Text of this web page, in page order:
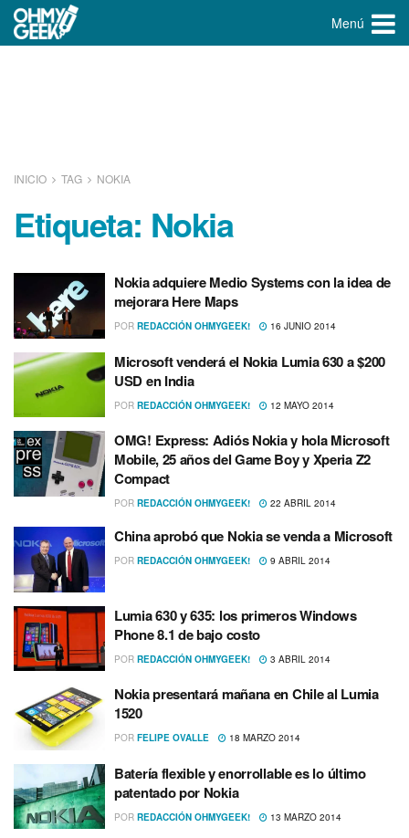
Menú
INICIO TAG NOKIA
Etiqueta: Nokia
Nokia adquiere Medio Systems con la idea de
mejorara Here Maps
POR REDACCIÓN OHMYGEEK! 16 JUNIO 2014
Microsoft venderá el Nokia Lumia 630 a $200
USD en India
POR REDACCIÓN OHMYGEEK! 12 MAYO 2014
OMG! Express: Adiós Nokia y hola Microsoft
Mobile, 25 años del Game Boy y Xperia Z2
Compact
POR REDACCIÓN OHMYGEEK! 22 ABRIL 2014
China aprobó que Nokia se venda a Microsoft
POR REDACCIÓN OHMYGEEK! 9 ABRIL 2014
Lumia 630 y 635: los primeros Windows
Phone 8.1 de bajo costo
POR REDACCIÓN OHMYGEEK! 3 ABRIL 2014
Nokia presentará mañana en Chile al Lumia
1520
POR FELIPE OVALLE 18 MARZO 2014
Baterí­a flexible y enorrollable es lo último
patentado por Nokia
POR REDACCIÓN OHMYGEEK! 13 MARZO 2014